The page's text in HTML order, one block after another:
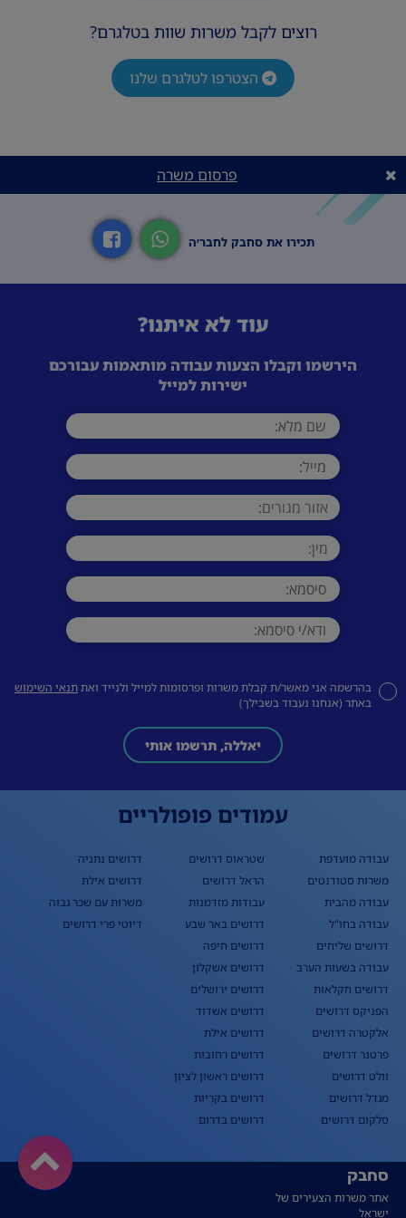
רוצים לקבל משרות שוות בטלגרם?
הצטרפו לטלגרם שלנו
פרסום משרה
תכירו את סחבק לחבר׳ה
עוד לא איתנו?
הירשמו וקבלו הצעות עבודה מותאמות עבורכם
ישירות למייל
בהרשמה אני מאשר/ת קבלת משרות ופרסומות למייל ולנייד ואתתנאי השימוש
באתר (אנחנו נעבוד בשבילך)
יאללה, תרשמו אותי
עמודים פופולריים
עבודה מועדפת
משרות סטודנטים
עבודה מהבית
עבודה בחו"ל
דרושים שליחים
עבודה בשעות הערב
דרושים חקלאות
הפניקס דרושים
אלקטרה דרושים
פרטנר דרושים
וולט דרושים
מגדל דרושים
סלקום דרושים
שטראוס דרושים
הראל דרושים
עבודות מזדמנות
דרושים באר שבע
דרושים חיפה
דרושים אשקלון
דרושים ירושלים
דרושים אשדוד
דרושים אילת
דרושים רחובות
דרושים ראשון לציון
דרושים בקריות
דרושים בדרום
דרושים נתניה
דרושים אילת
משרות עם שכר גבוה
דיוטי פרי דרושים
סחבק
אתר משרות הצעירים של
ישראל